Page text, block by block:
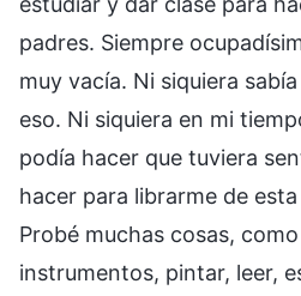
padres. Siempre
muy vacía. Ni siquiera
eso. Ni siquiera en mi
podía hacer que tuviera
hacer para librarme de
Probé muchas cosas,
instrumentos, pintar, leer,